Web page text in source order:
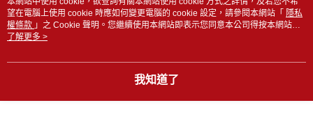
熱門標籤
望在電腦上使用 cookie 時應如何變更電腦的 cookie 設定，請參閱本網站「 隱私
權條款 」之 Cookie 聲明。您繼續使用本網站即表示您同意本公司得按本網站使
用條款之 Cookie 聲明使用 cookie。
了解更多 >
我知道了